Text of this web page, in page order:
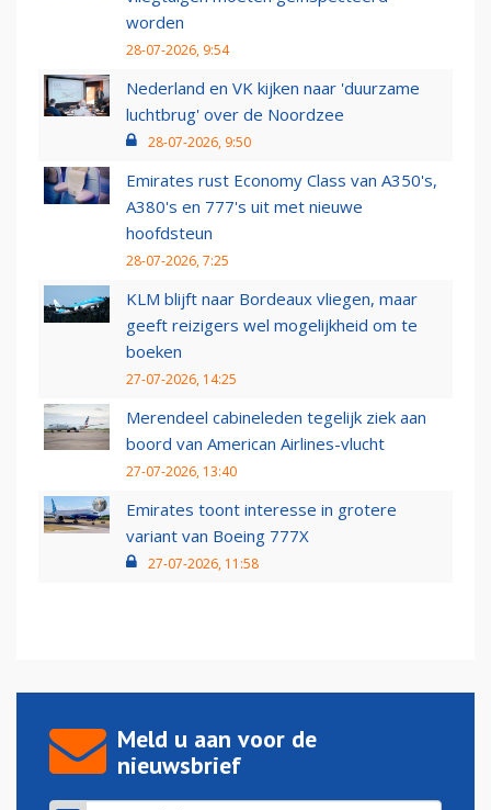
worden
28-07-2026, 9:54
Nederland en VK kijken naar 'duurzame
luchtbrug' over de Noordzee
28-07-2026, 9:50
Emirates rust Economy Class van A350's,
A380's en 777's uit met nieuwe
hoofdsteun
28-07-2026, 7:25
KLM blijft naar Bordeaux vliegen, maar
geeft reizigers wel mogelijkheid om te
boeken
27-07-2026, 14:25
Merendeel cabineleden tegelijk ziek aan
boord van American Airlines-vlucht
27-07-2026, 13:40
Emirates toont interesse in grotere
variant van Boeing 777X
27-07-2026, 11:58
Meld u aan voor de
nieuwsbrief